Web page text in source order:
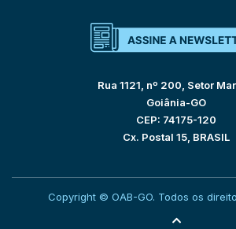
Rua 1121, nº 200, Setor
Goiânia-GO
CEP: 74175-120
Cx. Postal 15, BRASIL
Copyright © OAB-GO. Todos os